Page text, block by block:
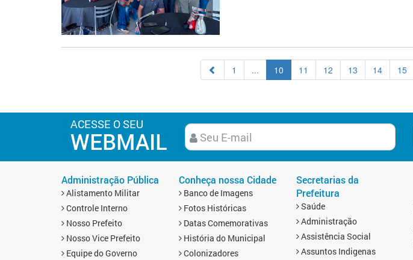
1 ... 10 11 12 13 14 15
ACESSE O SEU
WEBMAIL
Administração Pública
Alistamento Militar
Controle Interno
Nosso Prefeito
Nosso Vice Prefeito
Equipe do Governo
Conheça nossa Cidade
Banco de Imagens
Fotos Históricas
Datas Comemorativas
História do Municipal
Colonizadores
Secretarias da
Prefeitura
Saúde
Administração
Assistência Social
Assuntos Indigenas